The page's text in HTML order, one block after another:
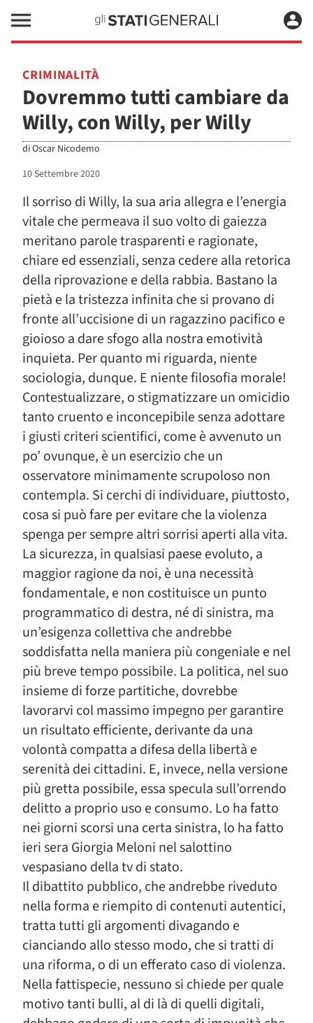
CRIMINALITÀ
Dovremmo tutti cambiare da
Willy, con Willy, per Willy
diOscar Nicodemo
10 Settembre 2020
Il sorriso di Willy, la sua aria allegra e l’energia
vitale che permeava il suo volto di gaiezza
meritano parole trasparenti e ragionate,
chiare ed essenziali, senza cedere alla retorica
della riprovazione e della rabbia. Bastano la
pietà e la tristezza infinita che si provano di
fronte all’uccisione di un ragazzino pacifico e
gioioso a dare sfogo alla nostra emotività
inquieta. Per quanto mi riguarda, niente
sociologia, dunque. E niente filosofia morale!
Contestualizzare, o stigmatizzare un omicidio
tanto cruento e inconcepibile senza adottare
i giusti criteri scientifici, come è avvenuto un
po’ ovunque, è un esercizio che un
osservatore minimamente scrupoloso non
contempla. Si cerchi di individuare, piuttosto,
cosa si può fare per evitare che la violenza
spenga per sempre altri sorrisi aperti alla vita.
La sicurezza, in qualsiasi paese evoluto, a
maggior ragione da noi, è una necessità
fondamentale, e non costituisce un punto
programmatico di destra, né di sinistra, ma
un’esigenza collettiva che andrebbe
soddisfatta nella maniera più congeniale e nel
più breve tempo possibile. La politica, nel suo
insieme di forze partitiche, dovrebbe
lavorarvi col massimo impegno per garantire
un risultato efficiente, derivante da una
volontà compatta a difesa della libertà e
serenità dei cittadini. E, invece, nella versione
più gretta possibile, essa specula sull’orrendo
delitto a proprio uso e consumo. Lo ha fatto
nei giorni scorsi una certa sinistra, lo ha fatto
ieri sera Giorgia Meloni nel salottino
vespasiano della tv di stato.
Il dibattito pubblico, che andrebbe riveduto
nella forma e riempito di contenuti autentici,
tratta tutti gli argomenti divagando e
cianciando allo stesso modo, che si tratti di
una riforma, o di un efferato caso di violenza.
Nella fattispecie, nessuno si chiede per quale
motivo tanti bulli, al di là di quelli digitali,